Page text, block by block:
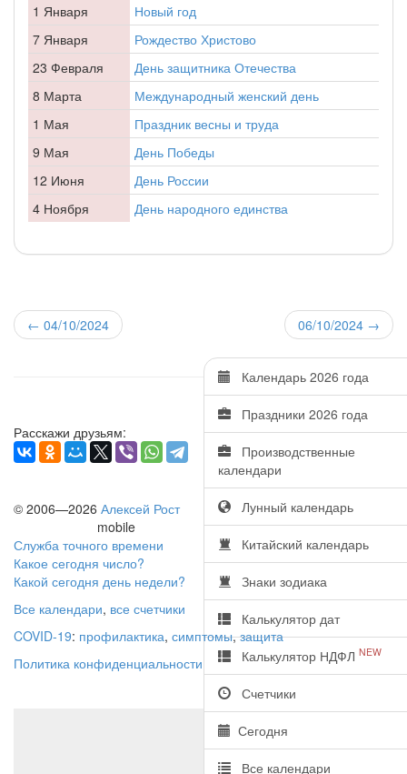
1 Января
Новый год
7 Января
Рождество Христово
23 Февраля
День защитника Отечества
8 Марта
Международный женский день
1 Мая
Праздник весны и труда
9 Мая
День Победы
12 Июня
День России
4 Ноября
День народного единства
← 04/10/2024 06/10/2024 →
Календарь 2026 года
Праздники 2026 года
Производственные
календари
Лунный календарь
Китайский календарь
Знаки зодиака
Калькулятор дат
Калькулятор НДФЛ NEW
Счетчики
Сегодня
Все календари
Расскажи друзьям:
© 2006—2026 Алексей Рост
mobile
Служба точного времени
Какое сегодня число?
Какой сегодня день недели?
Все календари, все счетчики
COVID-19: профилактика, симптомы,защита
Политика конфиденциальности